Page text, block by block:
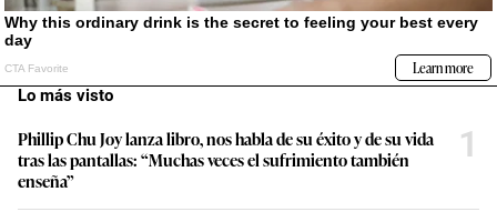
Lo más visto
Phillip Chu Joy lanza libro, nos habla de su éxito y de su vida
tras las pantallas: “Muchas veces el sufrimiento también
enseña”
1